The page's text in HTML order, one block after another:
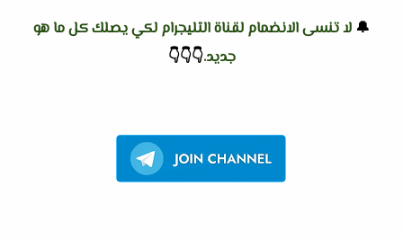
🔔 لا تنسى الانضمام لقناة التليجرام لكي يصلك كل ما هو
جديد.👇
👇
👇